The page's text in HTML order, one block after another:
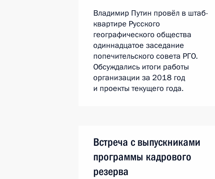
Владимир Путин провёл в штаб-
квартире Русского
географического общества
одиннадцатое заседание
попечительского совета РГО.
Обсуждались итоги работы
организации за 2018 год
и проекты текущего года.
Встреча с выпускниками
программы кадрового
резерва